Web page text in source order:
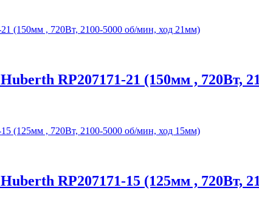
RP207171-21 (150мм , 720Вт,
RP207171-15 (125мм , 720Вт,